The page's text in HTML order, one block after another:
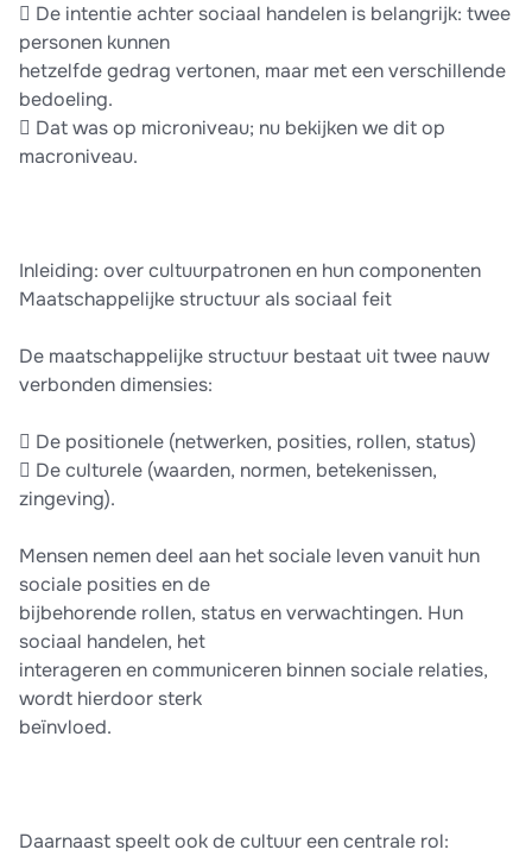
 De intentie achter sociaal handelen is belangrijk: twee
personen kunnen
hetzelfde gedrag vertonen, maar met een verschillende
bedoeling.
 Dat was op microniveau; nu bekijken we dit op
macroniveau.
Inleiding: over cultuurpatronen en hun componenten
Maatschappelijke structuur als sociaal feit
De maatschappelijke structuur bestaat uit twee nauw
verbonden dimensies:
 De positionele (netwerken, posities, rollen, status)
 De culturele (waarden, normen, betekenissen,
zingeving).
Mensen nemen deel aan het sociale leven vanuit hun
sociale posities en de
bijbehorende rollen, status en verwachtingen. Hun
sociaal handelen, het
interageren en communiceren binnen sociale relaties,
wordt hierdoor sterk
beïnvloed.
Daarnaast speelt ook de cultuur een centrale rol: